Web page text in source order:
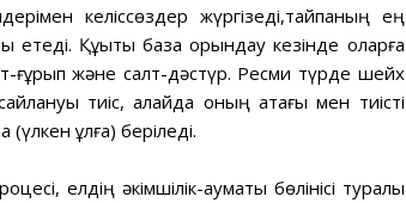
келіссөздер жүргізеді,тайпаның ең
Құқықтық база орындау кезінде оларға
ғұрып және салт-дәстүр. Ресми түрде шейх
тиіс, алайда оның атағы мен тиісті
ұлға) беріледі.
елдің әкімшілік-аумақтық бөлінісі туралы